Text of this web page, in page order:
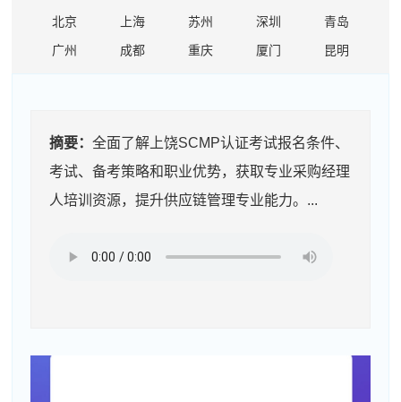
北京 上海 苏州 深圳
青岛
广州
成都 重庆 厦门 昆明
摘要：全面了解上饶SCMP认证考试报名条件、
考试、备考策略和职业优势，获取专业采购经理
人培训资源，提升供应链管理专业能力。...